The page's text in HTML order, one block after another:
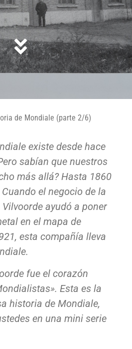
de Mondiale (parte 2/6)
existe desde hace
sabían que nuestros
más allá? Hasta 1860
el negocio de la
ayudó a poner
en el mapa de
esta compañía lleva
fue el corazón
Esta es la
historia de Mondiale,
en una mini serie